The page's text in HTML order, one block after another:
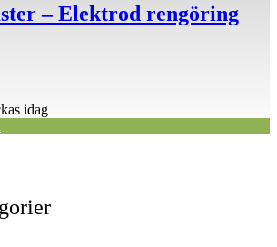
– Elektrod rengöring
idag